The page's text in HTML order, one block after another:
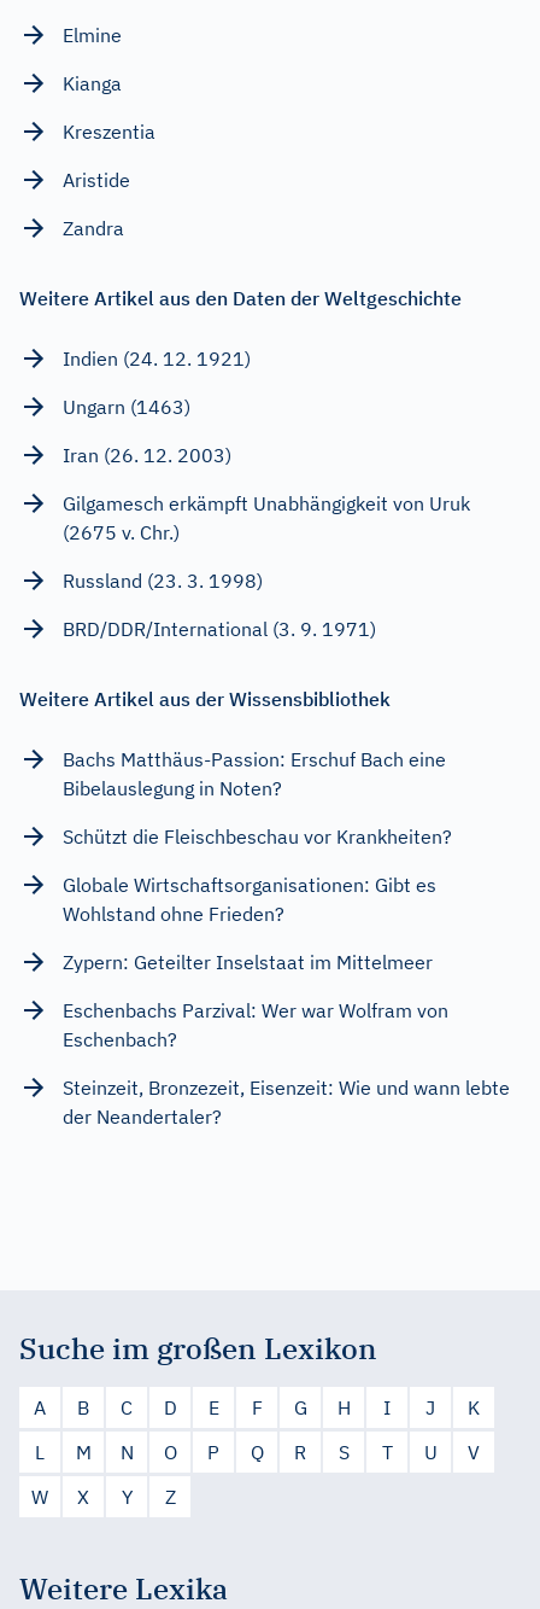
Elmine
Kianga
Kreszentia
Aristide
Zandra
Weitere Artikel aus den Daten der Weltgeschichte
Indien (24. 12. 1921)
Ungarn (1463)
Iran (26. 12. 2003)
Gilgamesch erkämpft Unabhängigkeit von Uruk
(2675 v. Chr.)
Russland (23. 3. 1998)
BRD/DDR/International (3. 9. 1971)
Weitere Artikel aus der Wissensbibliothek
Bachs Matthäus-Passion: Erschuf Bach eine
Bibelauslegung in Noten?
Schützt die Fleischbeschau vor Krankheiten?
Globale Wirtschaftsorganisationen: Gibt es
Wohlstand ohne Frieden?
Zypern: Geteilter Inselstaat im Mittelmeer
Eschenbachs Parzival: Wer war Wolfram von
Eschenbach?
Steinzeit, Bronzezeit, Eisenzeit: Wie und wann lebte
der Neandertaler?
Suche im großen Lexikon
A B C D E F G H I J
K
L
M N O P Q R S T U
V
W
X Y Z
Weitere Lexika